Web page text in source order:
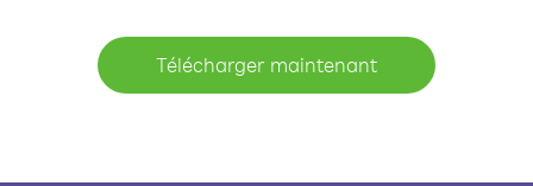
Télécharger maintenant